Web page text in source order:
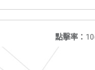
點擊率：